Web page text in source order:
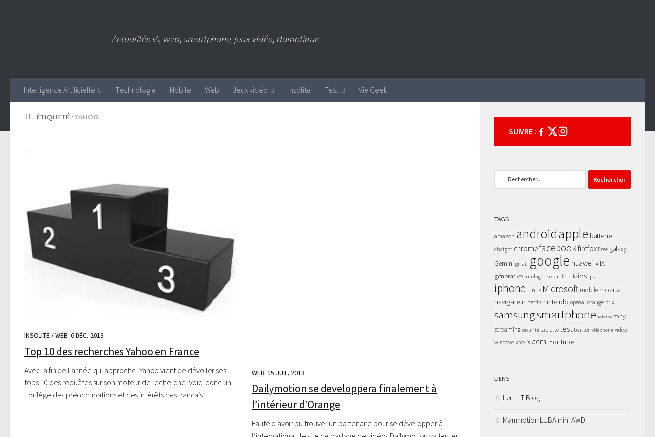
Actualités IA, web, smartphone, jeux-vidéo, domotique
Intelligence Artificielle Technologie Mobile Web Jeux vidéo Insolite Test Vie Geek
ÉTIQUETÉ : YAHOO
INSOLITE /WEB 6 DÉC, 2013
Top 10 des recherches Yahoo en France
Avec la fin de l’année qui approche, Yahoo vient de dévoiler ses
tops 10 des requêtes sur son moteur de recherche. Voici donc un
florilège des préoccupations et des intérêts des français.
WEB 25 JUIL, 2013
Dailymotion se developpera finalement à
l’intérieur d’Orange
Faute d’avoir pu trouver un partenaire pour se développer à
SUIVRE :
Rechercher :
TAGS
amazon androidapple batterie
chatgpt chromefacebookfirefox Free galaxy
Gemini gmail google huawei IA IA
générative intelligence artificielle ios ipad
iphone Linux Microsoft mobile mozilla
navigateur netflix nintendo openai orange prix
samsungsmartphone solaire sony
streaming sécurité tablette testtwitter téléphone vidéo
windows xbox xiaomiYouTube
LIENS
Lerm-IT Blog
Mammotion LUBA mini AWD